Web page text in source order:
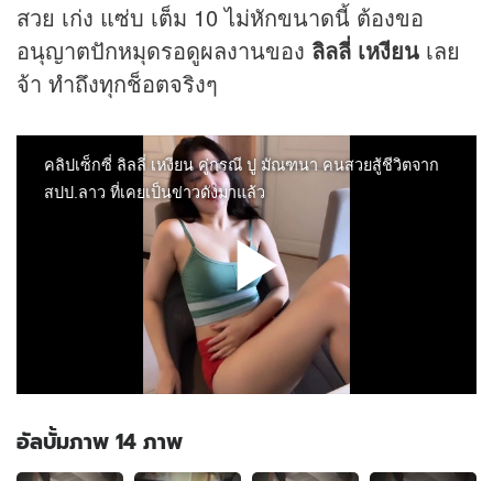
สวย เก่ง แซ่บ เต็ม 10 ไม่หักขนาดนี้ ต้องขอ
อนุญาตปักหมุดรอดูผลงานของ ลิลลี่ เหงียน เลย
จ้า ทำถึงทุกช็อตจริงๆ
อัลบั้มภาพ 14 ภาพ